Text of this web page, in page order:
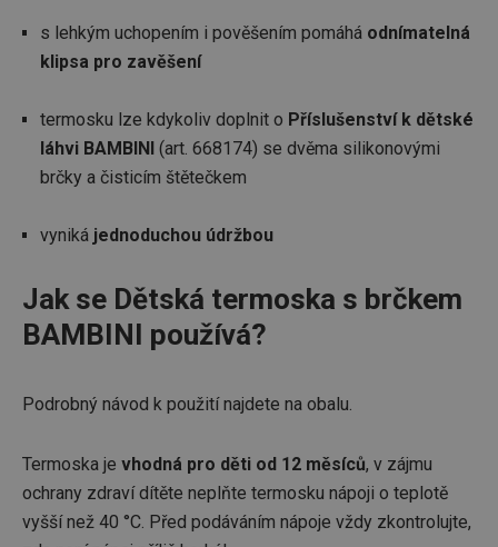
s lehkým uchopením i pověšením pomáhá odnímatelná
klipsa pro zavěšení
termosku lze kdykoliv doplnit o Příslušenství k dětské
láhvi BAMBINI (art. 668174) se dvěma silikonovými
brčky a čisticím štětečkem
vyniká jednoduchou údržbou
Jak se Dětská termoska s brčkem
BAMBINI používá?
Podrobný návod k použití najdete na obalu.
Termoska je vhodná pro děti od 12 měsíců, v zájmu
ochrany zdraví dítěte neplňte termosku nápoji o teplotě
vyšší než 40 °C. Před podáváním nápoje vždy zkontrolujte,